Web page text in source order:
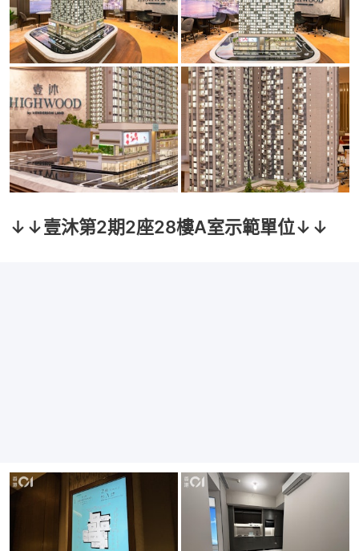
↓↓壹沐第2期2座28樓A室示範單位↓↓